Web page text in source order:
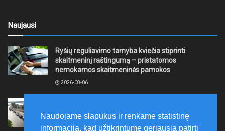
Naujausi
Ryšių reguliavimo tarnyba kviečia stiprinti
skaitmeninį raštingumą – pristatomos
nemokamos skaitmeninės pamokos
2026-08-06
Klaipėdoje juda į priekį
2026-08-06
Naudojame slapukus ir renkame statistinę
informaciją, kad užtikrintume geriausią patirtį